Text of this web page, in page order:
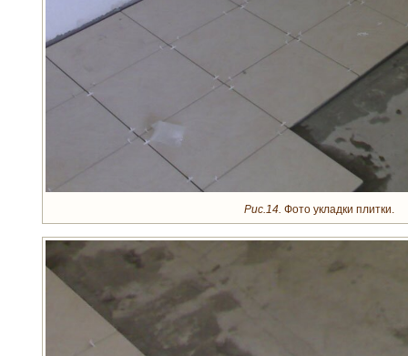
Рис.14. Фото укладки плитки.